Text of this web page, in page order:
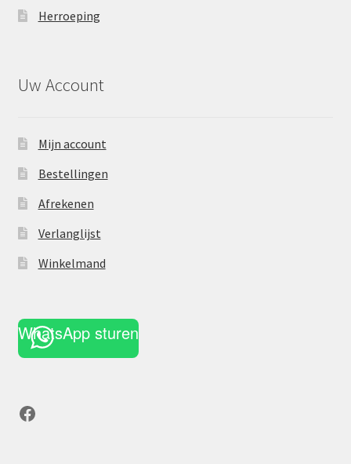
Herroeping
Uw Account
Mijn account
Bestellingen
Afrekenen
Verlanglijst
Winkelmand
WhatsApp sturen
Facebook